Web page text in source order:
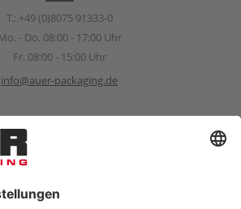
T.: +49 (0)8075 91333-0
- Do. 08:00 - 17:00 Uhr
Fr. 08:00 - 15:00 Uhr
info@auer-packaging.de
Sponsoring Anfragen
packaging.com